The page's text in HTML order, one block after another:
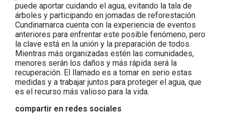
puede aportar cuidando el agua, evitando la tala de
árboles y participando en jornadas de reforestación.
Cundinamarca cuenta con la experiencia de eventos
anteriores para enfrentar este posible fenómeno, pero
la clave está en la unión y la preparación de todos.
Mientras más organizadas estén las comunidades,
menores serán los daños y más rápida será la
recuperación. El llamado es a tomar en serio estas
medidas y a trabajar juntos para proteger el agua, que
es el recurso más valioso para la vida.
compartir en redes sociales